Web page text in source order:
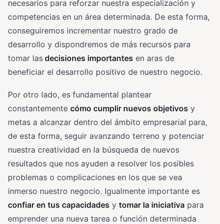
necesarios para reforzar nuestra especialización y
competencias en un área determinada. De esta forma,
conseguiremos incrementar nuestro grado de
desarrollo y dispondremos de más recursos para
tomar las decisiones importantes en aras de
beneficiar el desarrollo positivo de nuestro negocio.
Por otro lado, es fundamental plantear
constantemente cómo cumplir nuevos objetivos y
metas a alcanzar dentro del ámbito empresarial para,
de esta forma, seguir avanzando terreno y potenciar
nuestra creatividad en la búsqueda de nuevos
resultados que nos ayuden a resolver los posibles
problemas o complicaciones en los que se vea
inmerso nuestro negocio. Igualmente importante es
confiar en tus capacidades y tomar la iniciativa para
emprender una nueva tarea o función determinada